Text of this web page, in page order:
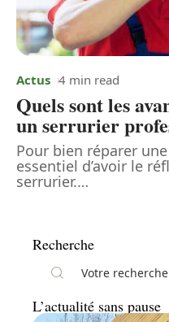
Actus 4 min read
Quels sont les
un serrurier
Pour bien réparer
essentiel d’avoir le
serrurier.…
Recherche
L’actualité sans pause